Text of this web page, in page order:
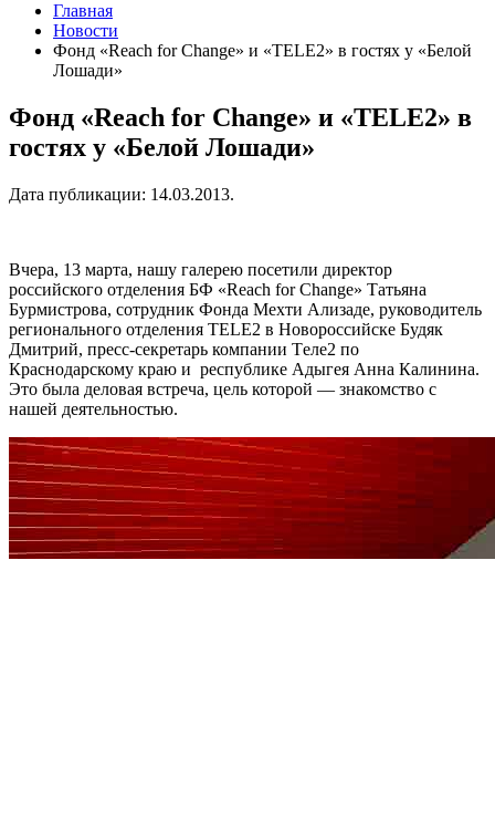
Главная
Новости
Фонд «Reach for Change» и «ТELE2» в гостях у «Белой
Лошади»
Фонд «Reach for Change» и «ТELE2» в
гостях у «Белой Лошади»
Дата публикации: 14.03.2013.
Вчера, 13 марта, нашу галерею посетили директор
российского отделения БФ «Reach for Change» Татьяна
Бурмистрова, сотрудник Фонда Мехти Ализаде, руководитель
регионального отделения TELE2 в Новороссийске Будяк
Дмитрий, пресс-секретарь компании Tеле2 по
Краснодарскому краю и республике Адыгея Анна Калинина.
Это была деловая встреча, цель которой — знакомство с
нашей деятельностью.